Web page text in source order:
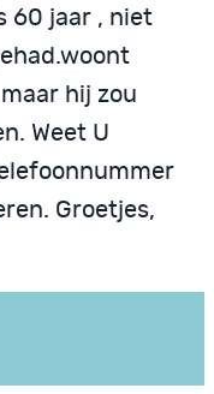
60 jaar , niet
hij zou
Weet U
Groetjes,